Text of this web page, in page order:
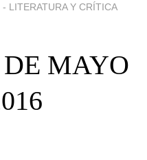
- LITERATURA Y CRÍTICA
DE MAYO